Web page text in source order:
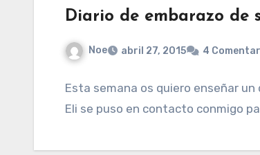
Diario de embarazo de
Noe abril 27, 2015 4
Esta semana os quiero enseñar
Eli se puso en contacto conmigo